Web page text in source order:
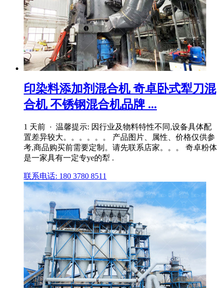
印染料添加剂混合机 奇卓卧式犁刀混
合机 不锈钢混合机品牌 ...
1 天前 · 温馨提示: 因行业及物料特性不同,设备具体配
置差异较大。。。。。。 产品图片、属性、价格仅供参
考,商品购买前需要定制。请先联系店家。。。 奇卓粉体
是一家具有一定专ye的犁 .
联系电话: 180 3780 8511